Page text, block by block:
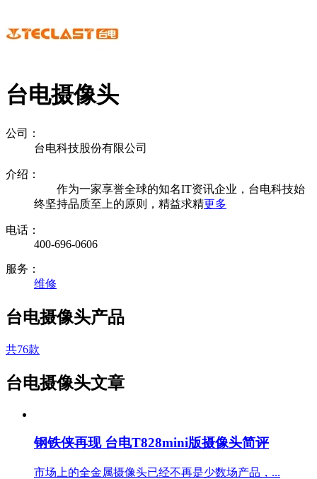
台电摄像头
公司：
台电科技股份有限公司
介绍：
作为一家享誉全球的知名IT资讯企业，台电科技始
终坚持品质至上的原则，精益求精更多
电话：
400-696-0606
服务：
维修
台电摄像头产品
共76款
台电摄像头文章
钢铁侠再现 台电T828mini版摄像头简评
市场上的全金属摄像头已经不再是少数场产品，...